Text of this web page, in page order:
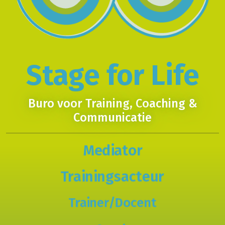
Stage for Life
Buro voor Training, Coaching &
Communicatie
Mediator
Trainingsacteur
Trainer/Docent